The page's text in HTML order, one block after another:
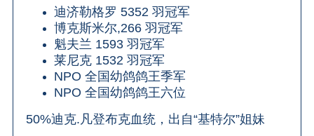
迪济勒格罗 5352 羽冠军
博克斯米尔,266 羽冠军
魁夫兰 1593 羽冠军
莱尼克 1532 羽冠军
NPO 全国幼鸽鸽王季军
NPO 全国幼鸽鸽王六位
50%迪克.凡登布克血统，出自“基特尔”姐妹